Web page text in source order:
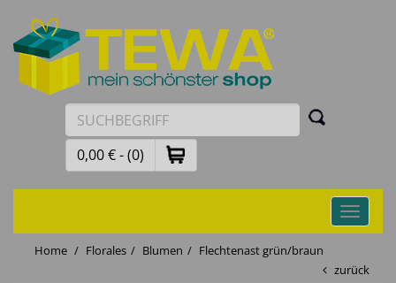
0,00 € - (0)
Toggle
Home
Florales Blumen
Flechtenast grün/braun
zurück